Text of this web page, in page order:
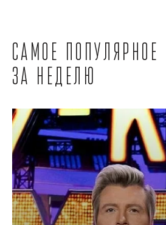
Самое популярное
за неделю